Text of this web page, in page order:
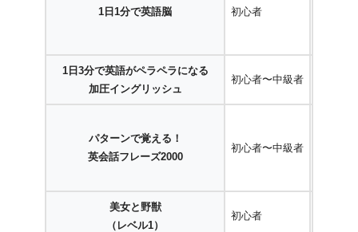
1日1分で英語脳 初心者
1日3分で英語がペラペラになる
加圧イングリッシュ
初心者〜中級者
パターンで覚える！
英会話フレーズ2000
初心者〜中級者
美女と野獣
（レベル1）
初心者